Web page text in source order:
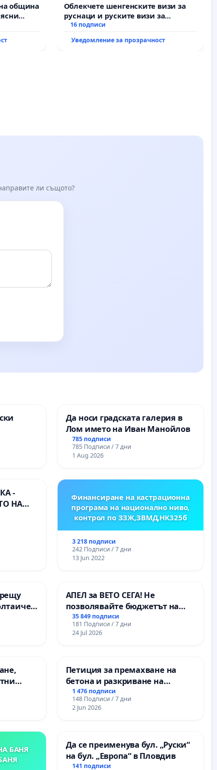
община
АД и от
Облекчете шенгенските визи за
руснаци и руските визи за
българи
16 подписи
Уведомление за прозрачност
ли същото?
на
Да носи градската галерия в
Лом името на Иван Манойлов
785 подписи
785 Подписи / 7 дни
1 Aug 2026
-
НА
НА
Финансиране на кастрационна
програма на национално ниво,
контрол по ЗЗЖ,ЗВМД,НК325б
3 218 подписи
242 Подписи / 7 дни
13 Jun 2022
АПЕЛ за ВЕТО СЕГА! Не
позволявайте бюджетът на
Радев да открадне парите и
правата ни в тъмното
35 849 подписи
181 Подписи / 7 дни
24 Jul 2026
на
Петиция за премахване на
бетона и разкриване на
античното сърце на
Могиланската могила във
Враца
1 476 подписи
148 Подписи / 7 дни
2 Jun 2026
БАНЯ
Да се преименува бул. „Руски“
на бул. „Европа“ в Пловдив
141 подписи